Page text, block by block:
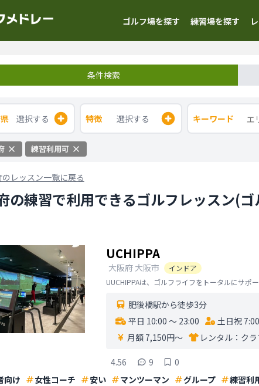
ゴルフ場を探す 練習場を探す
条件検索
選択する 特徴 選択する キーワード
練習利用可
のレッスン一覧に戻る
の練習で利用できるゴルフレッスン(
UCHIPPA
大阪府 大阪市
インドア
UUCHIPPAは、ゴルフライフをトータルにサポ
肥後橋駅から徒歩3分
平日 10:00 〜 23:00
土日祝
月額 7,150円〜
レンタル： ク
4.56 9
0
向け
女性コーチ 安い マンツーマン グループ 練習利